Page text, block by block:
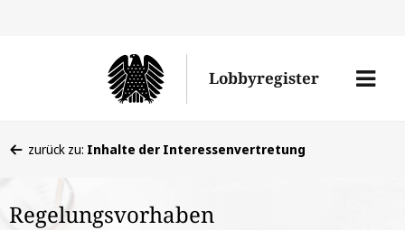
den
Lobbyregister
Menü
befinden
hier:
zurück zu: Inhalte der Interessenvertretung
Regelungsvorhaben